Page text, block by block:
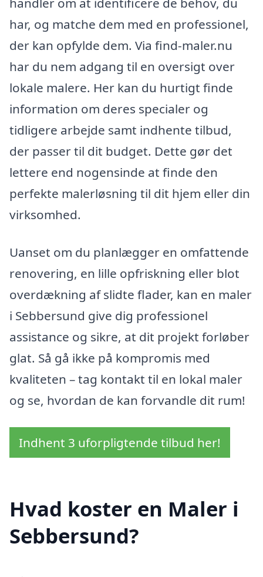
har, og matche dem med en professionel,
der kan opfylde dem. Via find-maler.nu
har du nem adgang til en oversigt over
lokale malere. Her kan du hurtigt finde
information om deres specialer og
tidligere arbejde samt indhente tilbud,
der passer til dit budget. Dette gør det
lettere end nogensinde at finde den
perfekte malerløsning til dit hjem eller din
virksomhed.
Uanset om du planlægger en omfattende
renovering, en lille opfriskning eller blot
overdækning af slidte flader, kan en maler
i Sebbersund give dig professionel
assistance og sikre, at dit projekt forløber
glat. Så gå ikke på kompromis med
kvaliteten – tag kontakt til en lokal maler
og se, hvordan de kan forvandle dit rum!
Indhent 3 uforpligtende tilbud her!
Hvad koster en Maler i
Sebbersund?